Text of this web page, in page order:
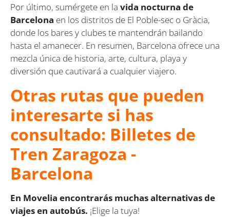
Por último, sumérgete en la vida nocturna de
Barcelona en los distritos de El Poble-sec o Gràcia,
donde los bares y clubes te mantendrán bailando
hasta el amanecer. En resumen, Barcelona ofrece una
mezcla única de historia, arte, cultura, playa y
diversión que cautivará a cualquier viajero.
Otras rutas que pueden
interesarte si has
consultado: Billetes de
Tren Zaragoza -
Barcelona
En Movelia encontrarás muchas alternativas de
viajes en autobús. ¡Elige la tuya!